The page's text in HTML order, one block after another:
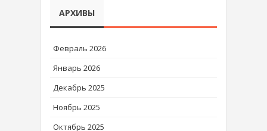
АРХИВЫ
Февраль 2026
Январь 2026
Декабрь 2025
Ноябрь 2025
Октябрь 2025